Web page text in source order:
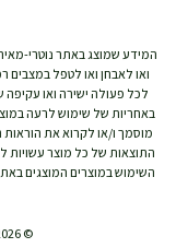
המידע שמוצג באתר נוטרי-מאיה
ואו לאבחן ואו לטפל במצבים
לכל פעולה ישירה ואו
באחריות של שימוש לרעה
מוסמך ו/או לקרוא את
התוצאות של כל מוצר
השימוש במוצרים המוצגים
© 2026 כל הזכויות שמורות לנוטרי-מאיה